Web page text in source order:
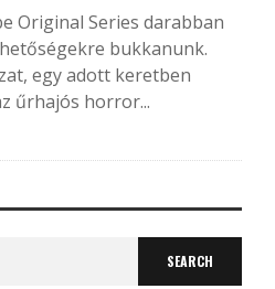
Original Series darabban
bukkanunk.
egy adott keretben
űrhajós horror...